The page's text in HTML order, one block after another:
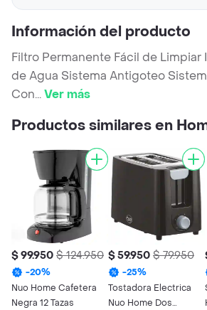
Información del producto
Filtro Permanente Fácil de
de Agua Sistema Antigoteo
Con...Ver más
Productos similares en
$ 99.950 $ 124.950
-20%
Nuo Home Cafetera
Negra 12 Tazas
$ 59.950 $ 79.950
-25%
Tostadora Electrica
Nuo Home Dos